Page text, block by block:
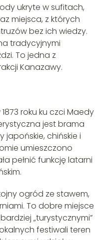
ukryte w sufitach,
miejsca, z których
bez ich wiedzy.
tradycyjnymi
To jedna z
Kanazawy.
roku ku czci Maedy
jest brama
japońskie, chińskie i
umieszczono
pełnić funkcję latarni
ogród ze stawem,
To dobre miejsce
„turystycznymi”
festiwali teren